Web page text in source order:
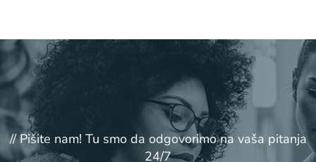
// Pišite nam! Tu smo da odgovorimo na vaša pitanja
24/7